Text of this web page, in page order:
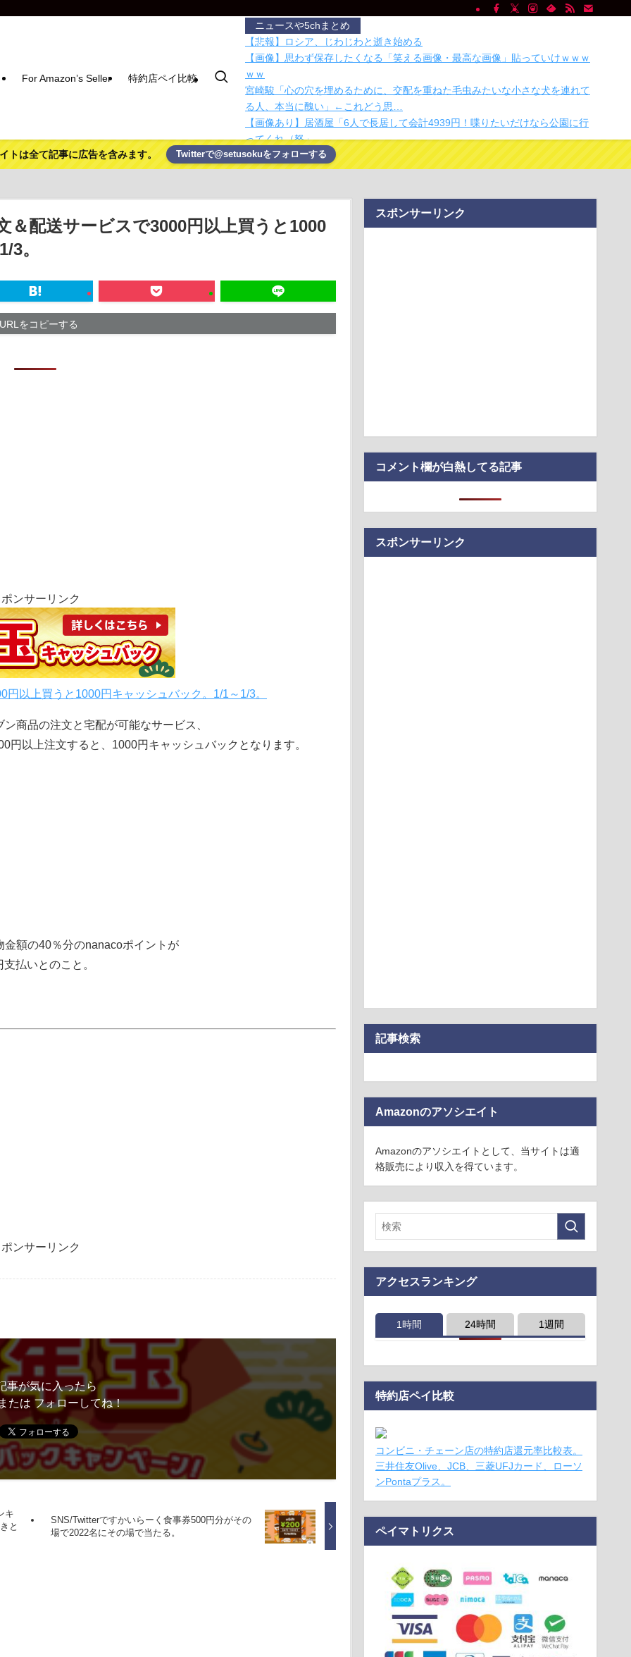
For Amazon’s Seller 特約店ペイ比較
ニュースや5chまとめ
【悲報】ロシア、じわじわと逝き始める
【画像】思わず保存したくなる「笑える画像・最高な画像」貼っていけｗｗｗ
ｗｗ
宮崎駿「心の穴を埋めるために、交配を重ねた毛虫みたいな小さな犬を連れて
る人、本当に醜い」←これどう思…
【画像あり】居酒屋「6人で長居して会計4939円！喋りたいだけなら公園に行
ってくれ（怒」
Nintendo Switch 2のプレイ動画をリニアPCMサラウンドで録画する方法、
Blackma…
が停止してい…
【Mステ】西川貴教さん 魅惑のマーメイドすぎるｗｗｗｗｗｗｗｗ
国税局職員（25）、税務調査で知り合った納税者の自宅に出入りしお小遣い1億
竿を使わない釣り？ 手のひらサイズの釣り竿でフィッシング
賃上げしない企業 過去最多ペースで倒産へ
た 宮崎は全身打撲、頭部裂…
トは全て記事に広告を含みます。 Twitterで@setusokuをフォローする
配送サービスで3000円以上買うと1000
3。
URLをコピーする
ンサーリンク
以上買うと1000円キャッシュバック。1/1～1/3。
商品の注文と宅配が可能なサービス、
以上注文すると、1000円キャッシュバックとなります。
額の40％分のnanacoポイントが
払いとのこと。
ンサーリンク
事が気に入ったら
たは フォローしてね！
キ
と
SNS/Twitterですかいらーく食事券500円分がその
場で2022名にその場で当たる。
スポンサーリンク
コメント欄が白熱してる記事
スポンサーリンク
記事検索
Amazonのアソシエイト
Amazonのアソシエイトとして、当サイトは適
格販売により収入を得ています。
アクセスランキング
1時間 24時間 1週間
特約店ペイ比較
コンビニ・チェーン店の特約店還元率比較表。
三井住友Olive、JCB、三菱UFJカード、ローソ
ンPontaプラス。
ペイマトリクス